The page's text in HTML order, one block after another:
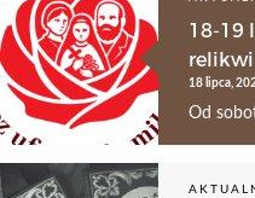
18-19
18 lipca,
Od